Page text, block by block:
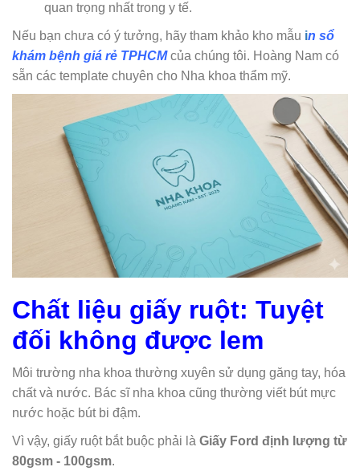
quan trọng nhất trong y tế.
Nếu bạn chưa có ý tưởng, hãy tham khảo kho mẫu in sổ
khám bệnh giá rẻ TPHCMcủa chúng tôi. Hoàng Nam có
sẵn các template chuyên cho Nha khoa thẩm mỹ.
Chất liệu giấy ruột: Tuyệt
đối không được lem
Môi trường nha khoa thường xuyên sử dụng găng tay, hóa
chất và nước. Bác sĩ nha khoa cũng thường viết bút mực
nước hoặc bút bi đậm.
Vì vậy, giấy ruột bắt buộc phải là Giấy Ford định lượng từ
80gsm - 100gsm.